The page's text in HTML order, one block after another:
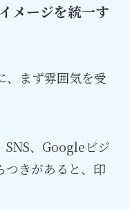
メージを統一す
、まず雰囲気を受
SNS、Googleビジ
つきがあると、印